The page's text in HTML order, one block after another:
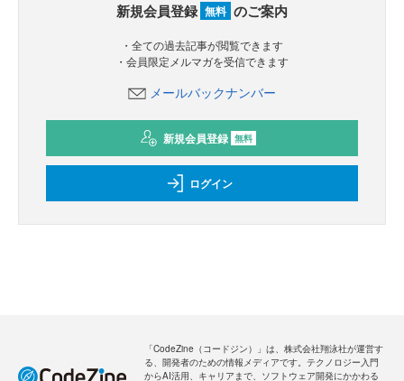
新規会員登録 無料 のご案内
・全ての過去記事が閲覧できます
・会員限定メルマガを受信できます
メールバックナンバー
新規会員登録 無料
ログイン
「CodeZine（コードジン）」は、株式会社翔泳社が運営す
る、開発者のための情報メディアです。テクノロジー入門
からAI活用、キャリアまで、ソフトウェア開発にかかわる